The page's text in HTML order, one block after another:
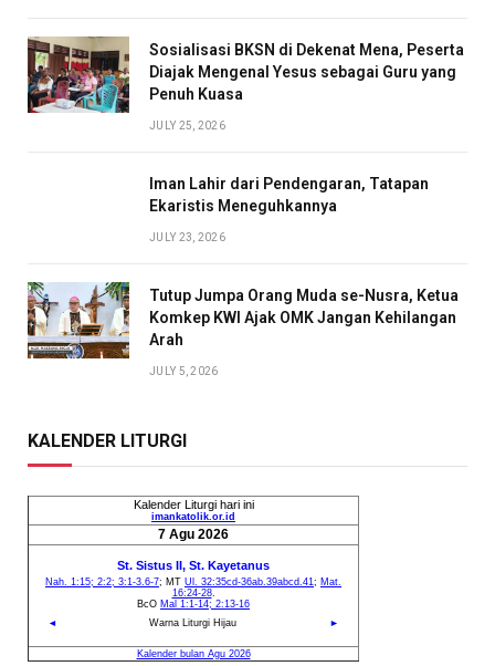
Sosialisasi BKSN di Dekenat Mena, Peserta
Diajak Mengenal Yesus sebagai Guru yang
Penuh Kuasa
JULY 25, 2026
Iman Lahir dari Pendengaran, Tatapan
Ekaristis Meneguhkannya
JULY 23, 2026
Tutup Jumpa Orang Muda se-Nusra, Ketua
Komkep KWI Ajak OMK Jangan Kehilangan
Arah
JULY 5, 2026
KALENDER LITURGI